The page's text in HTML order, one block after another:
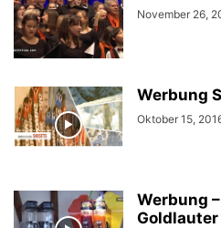
November 26,
Werbung
Oktober 15,
Werbung
Goldlauter